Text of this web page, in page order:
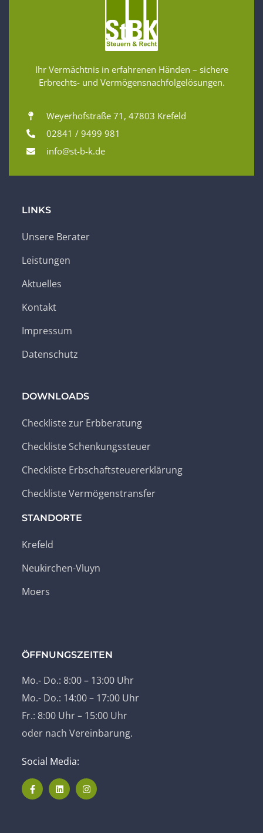
Ihr Vermächtnis in erfahrenen Händen – sichere
Erbrechts- und Vermögensnachfolgelösungen.
Weyerhofstraße 71, 47803 Krefeld
02841 / 9499 981
info@st-b-k.de
LINKS
Unsere Berater
Leistungen
Aktuelles
Kontakt
Impressum
Datenschutz
DOWNLOADS
Checkliste zur Erbberatung
Checkliste Schenkungssteuer
Checkliste Erbschaftsteuererklärung
Checkliste Vermögenstransfer
STANDORTE
Krefeld
Neukirchen-Vluyn
Moers
ÖFFNUNGSZEITEN
Mo.- Do.: 8:00 – 13:00 Uhr
Mo.- Do.: 14:00 – 17:00 Uhr
Fr.: 8:00 Uhr – 15:00 Uhr
oder nach Vereinbarung.
Social Media: